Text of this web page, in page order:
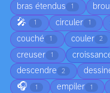
bras étendus 1
🎤 1 circuler 1
couché 1 couler 2
creuser 1
descendre 2
🎧 1 empiler 1